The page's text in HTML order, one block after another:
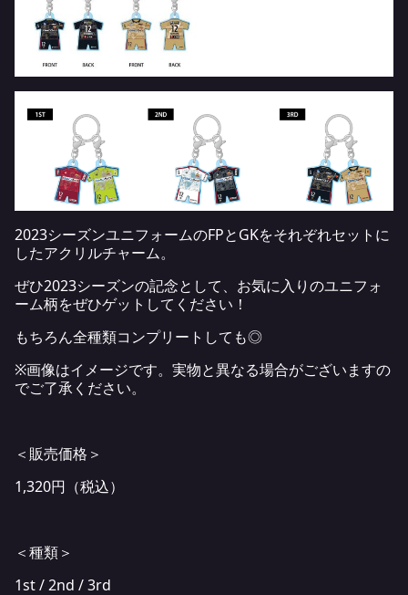
2023シーズンユニフォームのFPとGKをそれぞれセットに
したアクリルチャーム。
ぜひ2023シーズンの記念として、お気に入りのユニフォ
ーム柄をぜひゲットしてください！
もちろん全種類コンプリートしても◎
※画像はイメージです。実物と異なる場合がございますの
でご了承ください。
＜販売価格＞
1,320円（税込）
＜種類＞
1st / 2nd / 3rd